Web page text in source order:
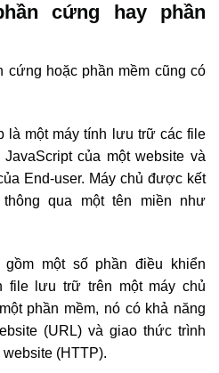
cứng hay phần
cứng hoặc phần mềm cũng có
là một máy tính lưu trữ các file
của một website và
End-user. Máy chủ được kết
qua một tên miền như
gồm một số phần điều khiển
file lưu trữ trên một máy chủ
phần mềm, nó có khả năng
(URL) và giao thức trình
(HTTP).